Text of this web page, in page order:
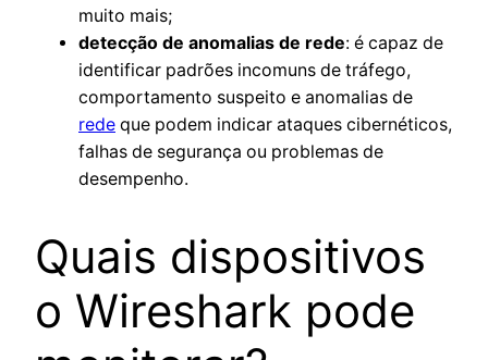
muito mais;
detecção de anomalias de rede: é capaz de
identificar padrões incomuns de tráfego,
comportamento suspeito e anomalias de
rede que podem indicar ataques cibernéticos,
falhas de segurança ou problemas de
desempenho.
Quais dispositivos
o Wireshark pode